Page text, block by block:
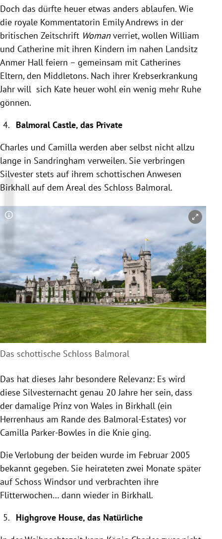
Doch das dürfte heuer etwas anders ablaufen. Wie
die royale Kommentatorin Emily Andrews in der
britischen Zeitschrift Womanverriet, wollen William
und Catherine mit ihren Kindern im nahen Landsitz
Anmer Hall feiern – gemeinsam mit Catherines
Eltern, den Middletons. Nach ihrer Krebserkrankung
Jahr will sich Kate heuer wohl ein wenig mehr Ruhe
gönnen.
Balmoral Castle, das Private
Charles und Camilla werden aber selbst nicht allzu
lange in Sandringham verweilen. Sie verbringen
Silvester stets auf ihrem schottischen Anwesen
Birkhall auf dem Areal des Schloss Balmoral.
Copyright-Hinweis öffnen/schließen
Das schottische Schloss Balmoral
Das hat dieses Jahr besondere Relevanz: Es wird
diese Silvesternacht genau 20 Jahre her sein, dass
der damalige Prinz von Wales in Birkhall (ein
Herrenhaus am Rande des Balmoral-Estates) vor
Camilla Parker-Bowles in die Knie ging.
Die Verlobung der beiden wurde im Februar 2005
bekannt gegeben. Sie heirateten zwei Monate später
auf Schoss Windsor und verbrachten ihre
Flitterwochen… dann wieder in Birkhall.
Highgrove House, das Natürliche